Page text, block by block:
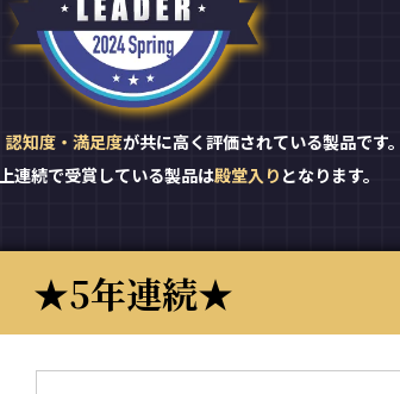
認知度・満足度が共に高く評価されている製品です
連続で受賞している製品は殿堂入り となります。
5年連続